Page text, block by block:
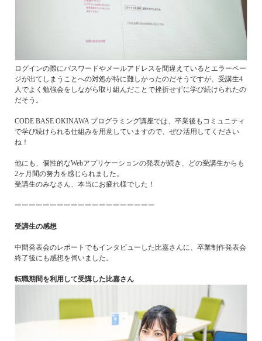
ログインの際にパスワードやメールアドレスを間違えているとエラーペー
ジが出てしまうことへの対処が特に難しかったのだそうですが、受講生4
人でよく勉強会をしながら取り組んだことで挫折せずに学び続けられたの
だそう。
CODE BASE OKINAWA プログラミング講座では、卒業後もコミュニティ
で学び続けられる仕組みを用意していますので、ぜひ活用してください
ね！
他にも、個性的なWebアプリケーションの発表が続き、どの受講生からも
2ヶ月間の努力を感じられました。
受講生のみなさん、本当にお疲れ様でした！
ーーーーーーーーーーーーーーーーーーーー
受講生の感想
中間発表会のレポートでもインタビューした比嘉さんに、卒業制作発表会
終了後にも感想を伺いました。
転職期間を利用して受講した比嘉さん